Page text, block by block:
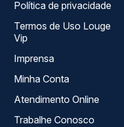
Política de privacidade
Termos de Uso Louge
Vip
Imprensa
Minha Conta
Atendimento Online
Trabalhe Conosco